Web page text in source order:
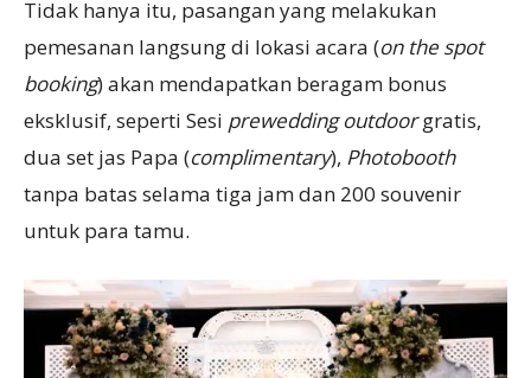
Tidak hanya itu, pasangan yang melakukan
pemesanan langsung di lokasi acara (on the spot
booking) akan mendapatkan beragam bonus
eksklusif, seperti Sesi prewedding outdoorgratis,
dua set jas Papa (complimentary), Photobooth
tanpa batas selama tiga jam dan 200 souvenir
untuk para tamu.